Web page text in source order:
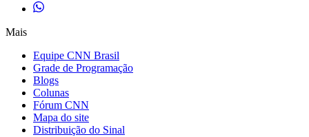
Mais
Equipe CNN Brasil
Grade de Programação
Blogs
Colunas
Fórum CNN
Mapa do site
Distribuição do Sinal